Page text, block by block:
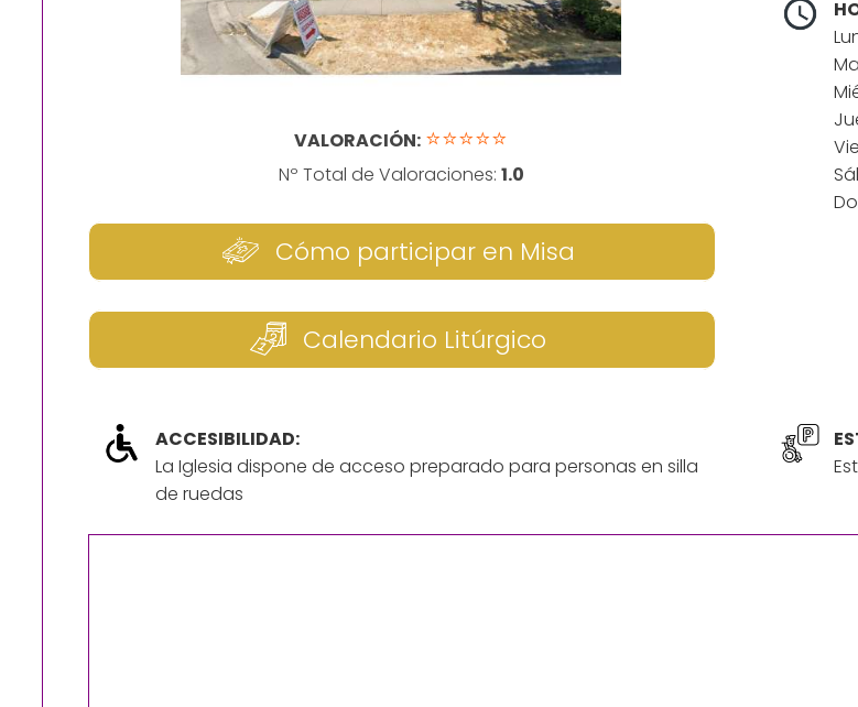
VALORACIÓN: ⭐⭐⭐⭐⭐
Nº Total de Valoraciones: 1.0
Cómo participar en Misa
Calendario Litúrgico
ACCESIBILIDAD:
La Iglesia dispone de acceso preparado para personas en silla
de ruedas